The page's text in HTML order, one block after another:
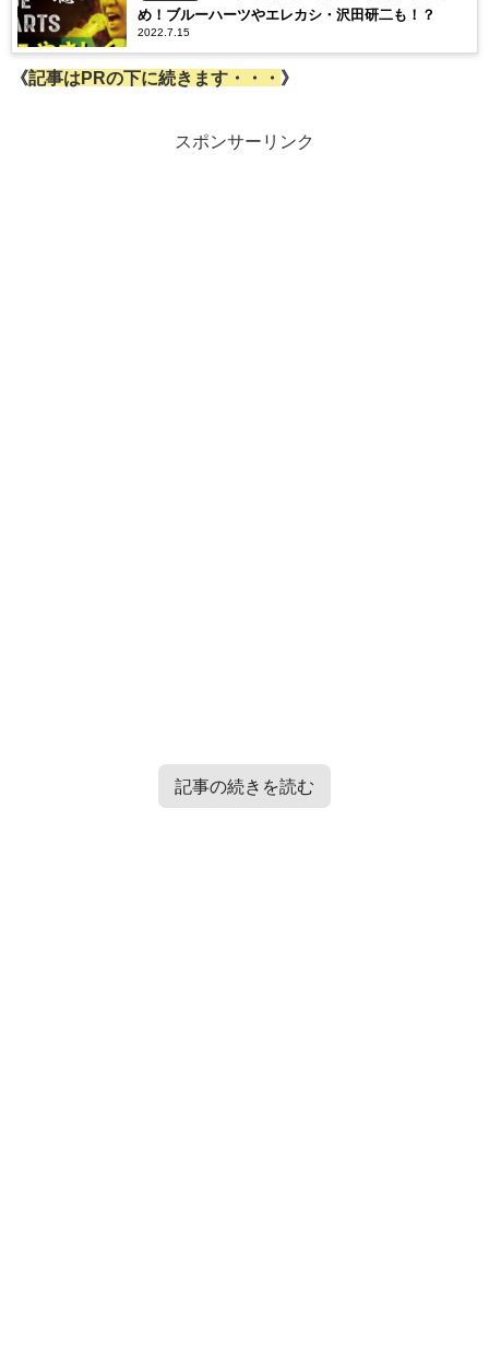
め！ブルーハーツやエレカシ・沢田研二も！？
2022.7.15
《記事はPRの下に続きます・・・ 》
スポンサーリンク
記事の続きを読む